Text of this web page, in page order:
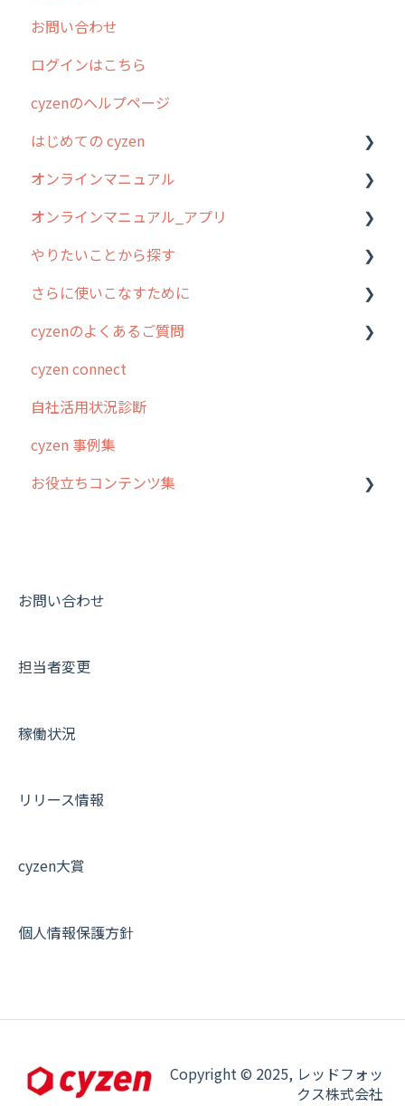
お問い合わせ
ログインはこちら
cyzenのヘルプページ
はじめての cyzen
0. はじめてのcyzenの使い方
1. cyzenについて知ろう
2. 主要機能の概要
3. cyzenの位置情報取得について
4. cyzen利用前の準備：システム管理者編
5. 基本的な使い方：システム管理者編
6. 基本的な使い方：ユーザー編
7. 初心者向けよくある質問集
8. 用語集
【業界業種別】cyzen設定方法
オンラインマニュアル
管理サイトの使い始め
ユーザー・グループ管理
行動管理
予定管理
スポット
ステータス・主観
報告書・行動種別
勤怠管理
帳票出力
商品
オンラインマニュアル_アプリ
アプリの使い始め
ホーム画面
スポット
報告閲覧
予定
日報
履歴
パフォーマンス
お知らせ
やりたいことから探す
行動管理
勤怠管理
予定管理
スポット
ステータス・主観
報告書・行動種別
活動通知
商品
さらに使いこなすために
はじめに
スポット・ステータス関連オプション
交通費自動計算
安全走行支援
写真管理・高画質化
その他オプション
契約・その他
cyzenのよくあるご質問
ログインについて
グループ・ユーザーについて
GPS・位置情報 について
ルート自動記録 について
報告書について
メンバー画面について
その他よくある質問
cyzen connect
自社活用状況診断
cyzen 事例集
お役立ちコンテンツ集
動画集：共通
お問い合わせ
担当者変更
稼働状況
リリース情報
cyzen大賞
個人情報保護方針
Copyright © 2025, レッドフォッ
クス株式会社